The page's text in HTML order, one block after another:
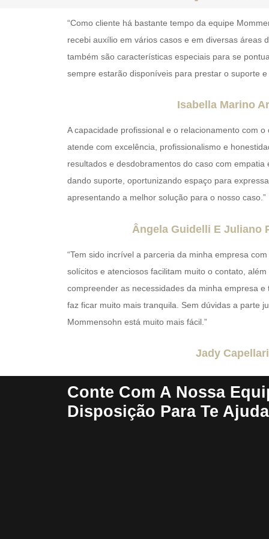
“Como cliente há bastante tempo da equipe
recebi auxílio em vários casos e em diversas áreas
também são características especiais para se
sempre estarão disponíveis para prestar o suporte
Isabella Marino
A capacidade profissional e o relacionamento com
atende com excelência, profissionalismo e
resultados e desdobramentos do caso com empatia
dando suporte, oportunizando espaço para
apresentando a melhor solução para o nosso caso.”
Ângela Guidelli E Juliano
“Tem sido incrível a parceria da minha empresa
solícitos e atenciosos facilitam muito o contato,
compreender as necessidades da minha empresa
faz ficar muito mais tranquila. Sem dúvidas a parte
Mommensohn está muito mais fácil.”
Jady Capellari
Conte Com A Nossa
Disposição Para Te